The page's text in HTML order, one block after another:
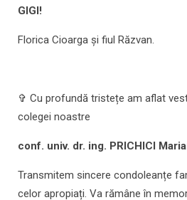
GIGI!
Florica Cioarga și fiul Răzvan.
✞ Cu profundă tristețe am aflat
colegei noastre
conf. univ. dr. ing. PRICHICI
Transmitem sincere condoleanțe
celor apropiați. Va rămâne în